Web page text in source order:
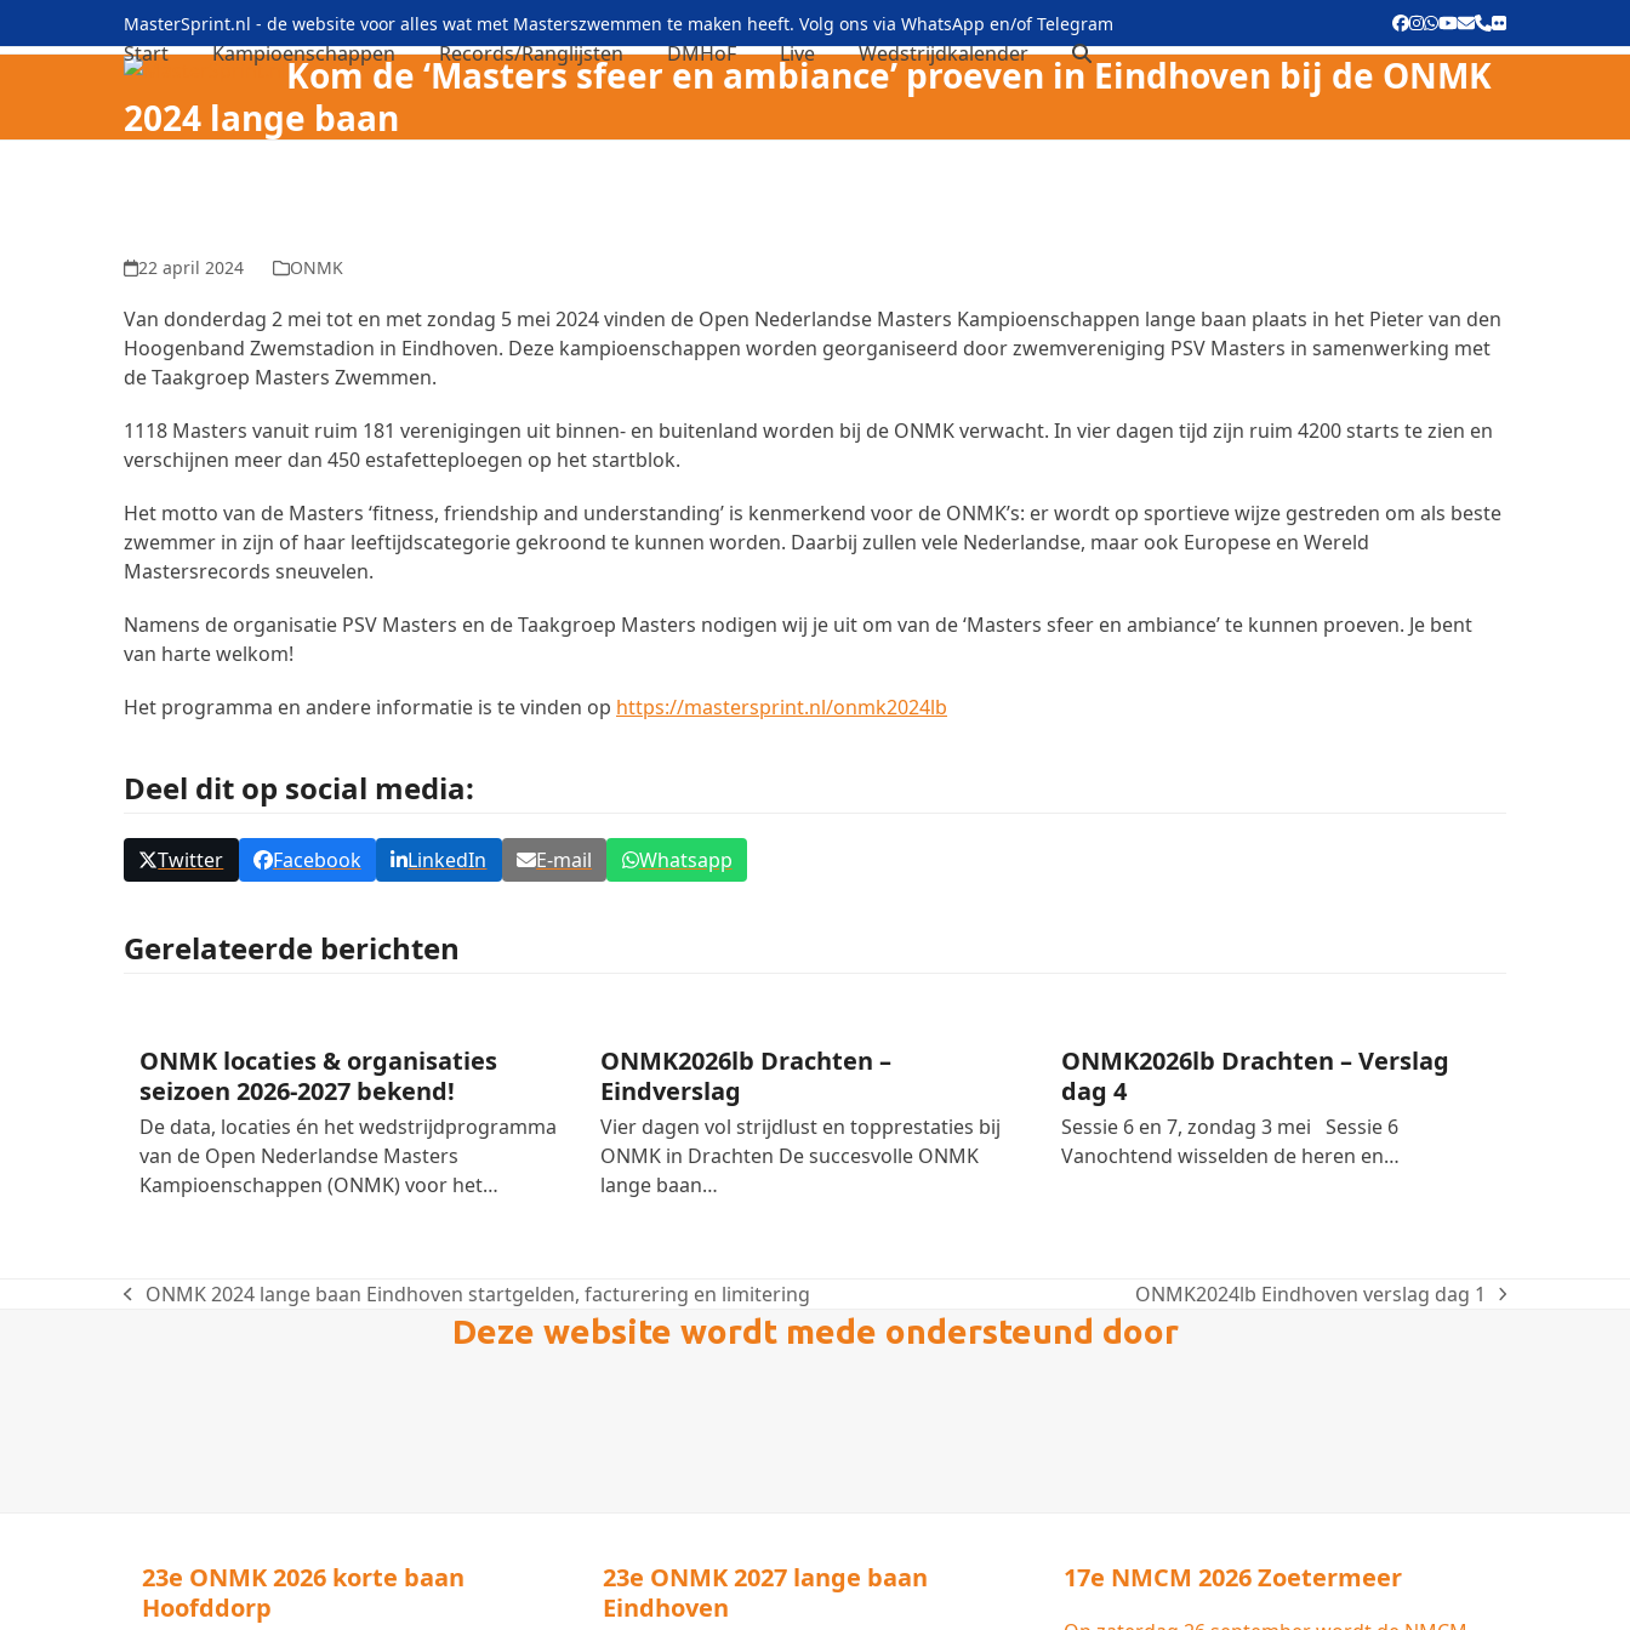
to
MasterSprint.nl - de website voor alles wat met Masterszwemmen te maken heeft. Volg ons via WhatsApp en/ofTelegram Facebook
Instagram
Whatsapp
YouTube
E-
mail
Phone
Flickr
Start Kampioenschappen Records/Ranglijsten DMHoF Live Wedstrijdkalender
Kom de ‘Masters sfeer en ambiance’ proeven in Eindhoven bij de ONMK
2024 lange baan
22 april 2024 ONMK
Van donderdag 2 mei tot en met zondag 5 mei 2024 vinden de Open Nederlandse Masters Kampioenschappen lange baan plaats in het Pieter van den
Hoogenband Zwemstadion in Eindhoven. Deze kampioenschappen worden georganiseerd door zwemvereniging PSV Masters in samenwerking met
de Taakgroep Masters Zwemmen.
1118 Masters vanuit ruim 181 verenigingen uit binnen- en buitenland worden bij de ONMK verwacht. In vier dagen tijd zijn ruim 4200 starts te zien en
verschijnen meer dan 450 estafetteploegen op het startblok.
Het motto van de Masters ‘fitness, friendship and understanding’ is kenmerkend voor de ONMK’s: er wordt op sportieve wijze gestreden om als beste
zwemmer in zijn of haar leeftijdscategorie gekroond te kunnen worden. Daarbij zullen vele Nederlandse, maar ook Europese en Wereld
Mastersrecords sneuvelen.
Namens de organisatie PSV Masters en de Taakgroep Masters nodigen wij je uit om van de ‘Masters sfeer en ambiance’ te kunnen proeven. Je bent
van harte welkom!
Het programma en andere informatie is te vinden op https://mastersprint.nl/onmk2024lb
Deel dit op social media:
Twitter Facebook LinkedIn E-mail Whatsapp
Gerelateerde berichten
ONMK locaties & organisaties
seizoen 2026-2027 bekend!
De data, locaties én het wedstrijdprogramma
van de Open Nederlandse Masters
Kampioenschappen (ONMK) voor het…
ONMK2026lb Drachten –
Eindverslag
Vier dagen vol strijdlust en topprestaties bij
ONMK in Drachten De succesvolle ONMK
lange baan…
ONMK2026lb Drachten – Verslag
dag 4
Sessie 6 en 7, zondag 3 mei Sessie 6
Vanochtend wisselden de heren en…
previous
ONMK 2024 lange baan Eindhoven startgelden, facturering en limitering
next
post:
ONMK2024lb Eindhoven verslag dag 1
Deze website wordt mede ondersteund door
23e ONMK 2026 korte baan
Hoofddorp
23e ONMK 2027 lange baan
Eindhoven
17e NMCM 2026 Zoetermeer